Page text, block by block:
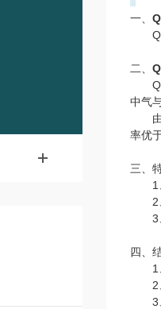
一、
二、
中气
由
率优
三、
1、
2、
3、
四、
1、
2、
3、